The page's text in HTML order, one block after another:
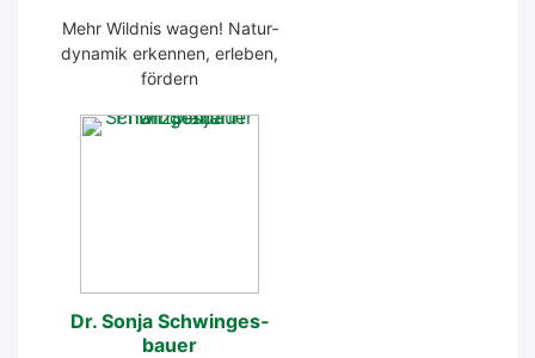
Mehr Wild­nis wagen! Natur­
dy­na­mik erken­nen, erle­ben,
för­dern
Dr. Son­ja Schwin­ges­
bau­er